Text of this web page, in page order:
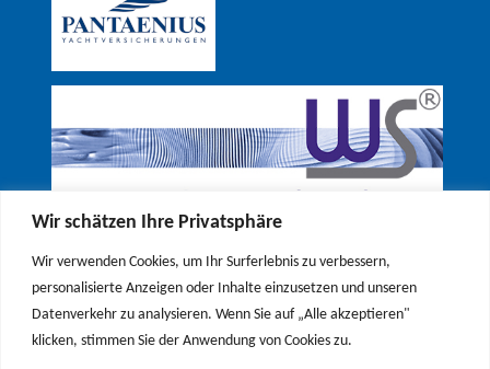
Wir schätzen Ihre Privatsphäre
Wir verwenden Cookies, um Ihr Surferlebnis zu verbessern,
personalisierte Anzeigen oder Inhalte einzusetzen und unseren
Datenverkehr zu analysieren. Wenn Sie auf „Alle akzeptieren"
klicken, stimmen Sie der Anwendung von Cookies zu.